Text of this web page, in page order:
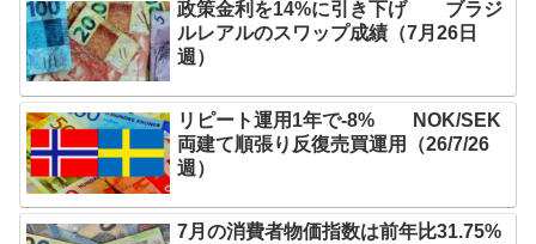
政策金利を14%に引き下げ ブラジ
ルレアルのスワップ成績（7月26日
週）
リピート運用1年で-8% NOK/SEK
両建て順張り反復売買運用（26/7/26
週）
7月の消費者物価指数は前年比31.75%